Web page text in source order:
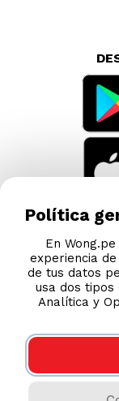
Política
En
experiencia
de tus datos
usa dos tipos
Analítica y